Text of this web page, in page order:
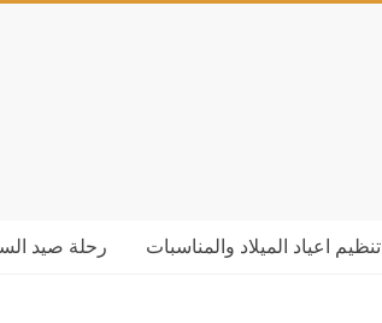
رحلة صيد تنظيم اعياد الميلاد والمناسبات